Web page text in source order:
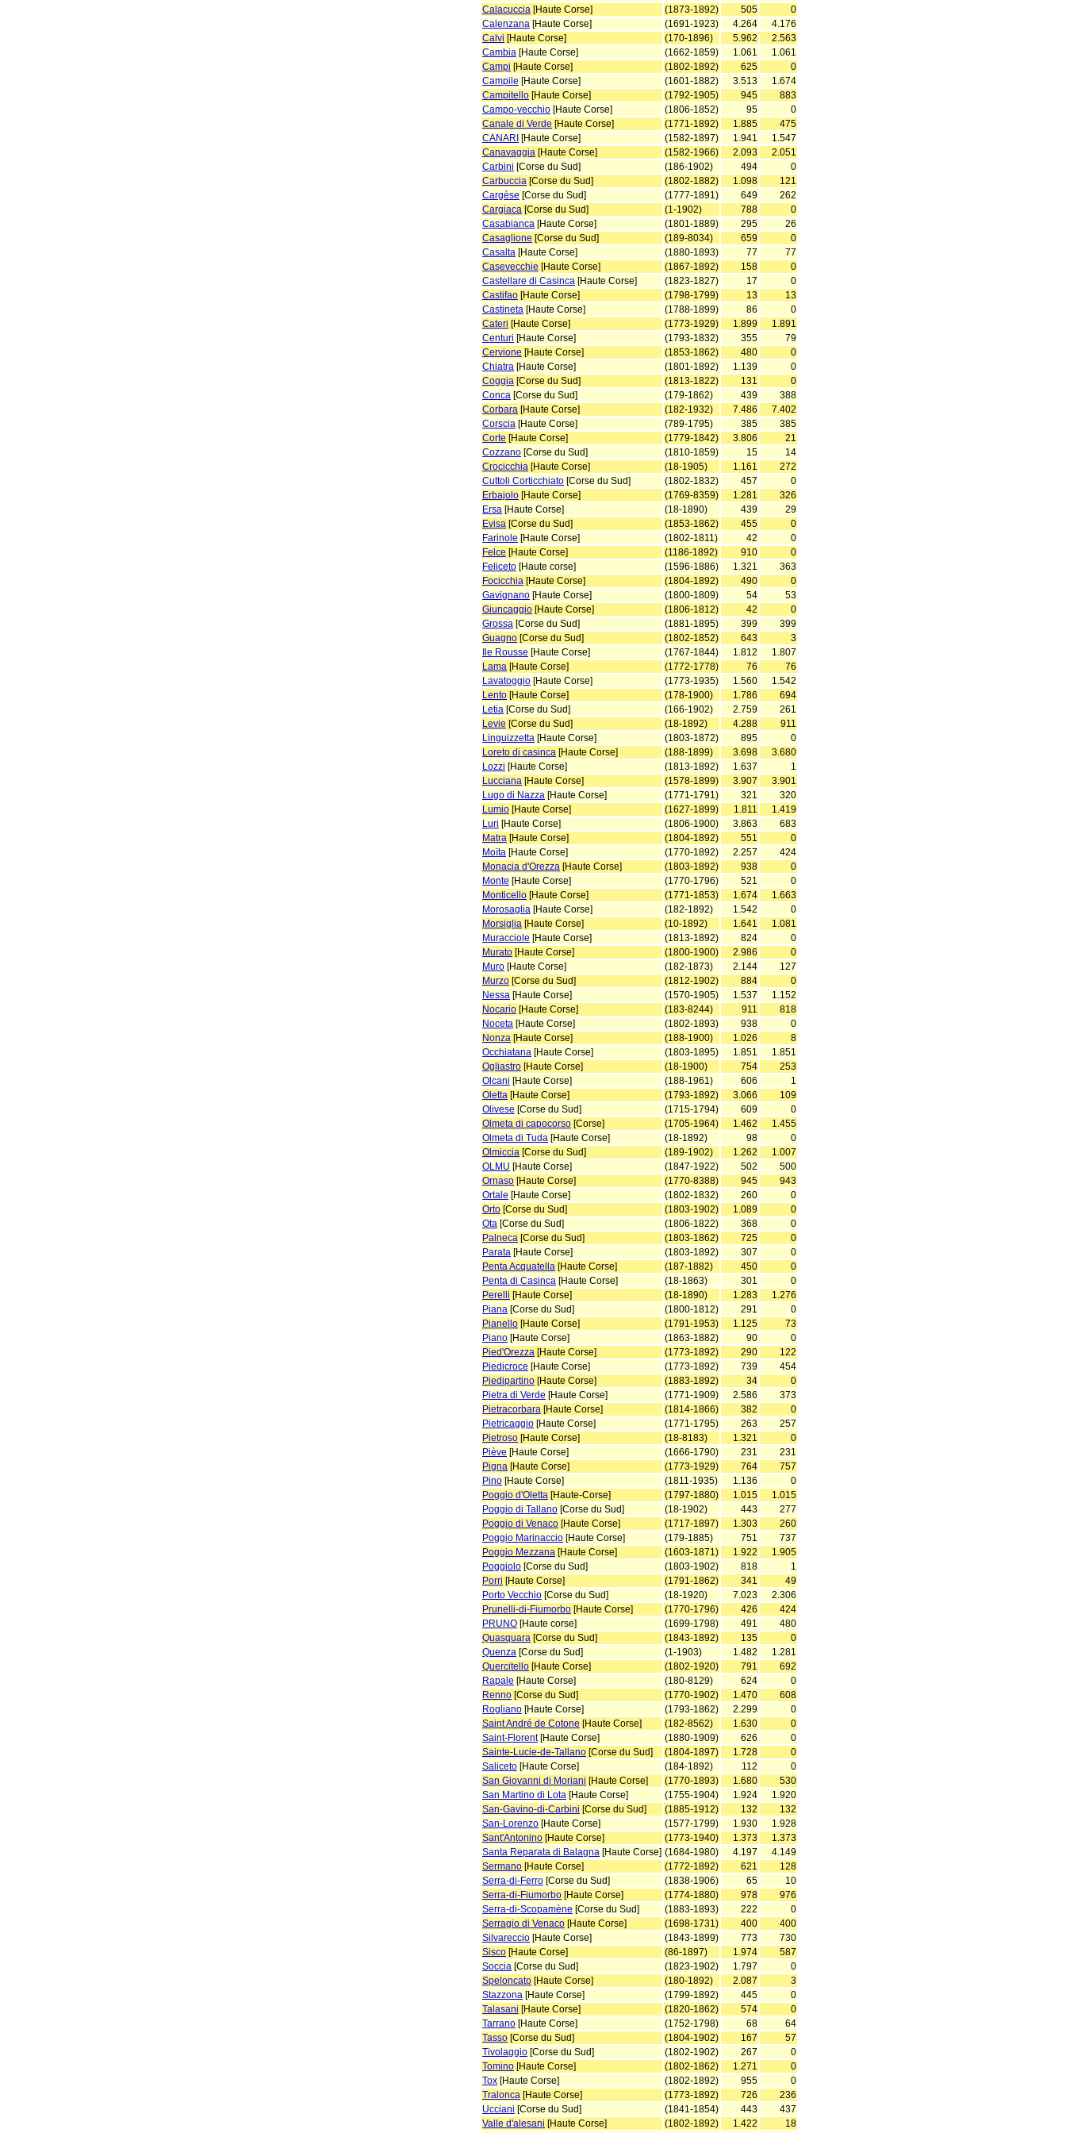
Calacuccia [Haute Corse] (1873-1892) 505
0
Calenzana [Haute Corse] (1691-1923) 4.264
4.176
Calvi [Haute Corse] (170-1896) 5.962
2.563
Cambia [Haute Corse] (1662-1859) 1.061
1.061
Campi [Haute Corse] (1802-1892) 625
0
Campile [Haute Corse] (1601-1882) 3.513
1.674
Campitello [Haute Corse] (1792-1905) 945
883
Campo-vecchio [Haute Corse] (1806-1852) 95
0
Canale di Verde [Haute Corse] (1771-1892) 1.885
475
CANARI [Haute Corse] (1582-1897) 1.941
1.547
Canavaggia [Haute Corse] (1582-1966) 2.093
2.051
Carbini [Corse du Sud] (186-1902) 494
0
Carbuccia [Corse du Sud] (1802-1882) 1.098
121
Cargèse [Corse du Sud] (1777-1891) 649
262
Cargiaca [Corse du Sud] (1-1902) 788
0
Casabianca [Haute Corse] (1801-1889) 295
26
Casaglione [Corse du Sud] (189-8034) 659
0
Casalta [Haute Corse] (1880-1893) 77
77
Casevecchie [Haute Corse] (1867-1892) 158
0
Castellare di Casinca [Haute Corse] (1823-1827) 17
0
Castifao [Haute Corse] (1798-1799) 13
13
Castineta [Haute Corse] (1788-1899) 86
0
Cateri [Haute Corse] (1773-1929) 1.899
1.891
Centuri [Haute Corse] (1793-1832) 355
79
Cervione [Haute Corse] (1853-1862) 480
0
Chiatra [Haute Corse] (1801-1892) 1.139
0
Coggia [Corse du Sud] (1813-1822) 131
0
Conca [Corse du Sud] (179-1862) 439
388
Corbara [Haute Corse] (182-1932) 7.486
7.402
Corscia [Haute Corse] (789-1795) 385
385
Corte [Haute Corse] (1779-1842) 3.806
21
Cozzano [Corse du Sud] (1810-1859) 15
14
Crocicchia [Haute Corse] (18-1905) 1.161
272
Cuttoli Corticchiato [Corse du Sud] (1802-1832) 457
0
Erbajolo [Haute Corse] (1769-8359) 1.281
326
Ersa [Haute Corse] (18-1890) 439
29
Evisa [Corse du Sud] (1853-1862) 455
0
Farinole [Haute Corse] (1802-1811) 42
0
Felce [Haute Corse] (1186-1892) 910
0
Feliceto [Haute corse] (1596-1886) 1.321
363
Focicchia [Haute Corse] (1804-1892) 490
0
Gavignano [Haute Corse] (1800-1809) 54
53
Giuncaggio [Haute Corse] (1806-1812) 42
0
Grossa [Corse du Sud] (1881-1895) 399
399
Guagno [Corse du Sud] (1802-1852) 643
3
Ile Rousse [Haute Corse] (1767-1844) 1.812
1.807
Lama [Haute Corse] (1772-1778) 76
76
Lavatoggio [Haute Corse] (1773-1935) 1.560
1.542
Lento [Haute Corse] (178-1900) 1.786
694
Letia [Corse du Sud] (166-1902) 2.759
261
Levie [Corse du Sud] (18-1892) 4.288
911
Linguizzetta [Haute Corse] (1803-1872) 895
0
Loreto di casinca [Haute Corse] (188-1899) 3.698
3.680
Lozzi [Haute Corse] (1813-1892) 1.637
1
Lucciana [Haute Corse] (1578-1899) 3.907
3.901
Lugo di Nazza [Haute Corse] (1771-1791) 321
320
Lumio [Haute Corse] (1627-1899) 1.811
1.419
Luri [Haute Corse] (1806-1900) 3.863
683
Matra [Haute Corse] (1804-1892) 551
0
Moïta [Haute Corse] (1770-1892) 2.257
424
Monacia d'Orezza [Haute Corse] (1803-1892) 938
0
Monte [Haute Corse] (1770-1796) 521
0
Monticello [Haute Corse] (1771-1853) 1.674
1.663
Morosaglia [Haute Corse] (182-1892) 1.542
0
Morsiglia [Haute Corse] (10-1892) 1.641
1.081
Muracciole [Haute Corse] (1813-1892) 824
0
Murato [Haute Corse] (1800-1900) 2.986
0
Muro [Haute Corse] (182-1873) 2.144
127
Murzo [Corse du Sud] (1812-1902) 884
0
Nessa [Haute Corse] (1570-1905) 1.537
1.152
Nocario [Haute Corse] (183-8244) 911
818
Noceta [Haute Corse] (1802-1893) 938
0
Nonza [Haute Corse] (188-1900) 1.026
8
Occhiatana [Haute Corse] (1803-1895) 1.851
1.851
Ogliastro [Haute Corse] (18-1900) 754
253
Olcani [Haute Corse] (188-1961) 606
1
Oletta [Haute Corse] (1793-1892) 3.066
109
Olivese [Corse du Sud] (1715-1794) 609
0
Olmeta di capocorso [Corse] (1705-1964) 1.462
1.455
Olmeta di Tuda [Haute Corse] (18-1892) 98
0
Olmiccia [Corse du Sud] (189-1902) 1.262
1.007
OLMU [Haute Corse] (1847-1922) 502
500
Ornaso [Haute Corse] (1770-8388) 945
943
Ortale [Haute Corse] (1802-1832) 260
0
Orto [Corse du Sud] (1803-1902) 1.089
0
Ota [Corse du Sud] (1806-1822) 368
0
Palneca [Corse du Sud] (1803-1862) 725
0
Parata [Haute Corse] (1803-1892) 307
0
Penta Acquatella [Haute Corse] (187-1882) 450
0
Penta di Casinca [Haute Corse] (18-1863) 301
0
Perelli [Haute Corse] (18-1890) 1.283
1.276
Piana [Corse du Sud] (1800-1812) 291
0
Pianello [Haute Corse] (1791-1953) 1.125
73
Piano [Haute Corse] (1863-1882) 90
0
Pied'Orezza [Haute Corse] (1773-1892) 290
122
Piedicroce [Haute Corse] (1773-1892) 739
454
Piedipartino [Haute Corse] (1883-1892) 34
0
Pietra di Verde [Haute Corse] (1771-1909) 2.586
373
Pietracorbara [Haute Corse] (1814-1866) 382
0
Pietricaggio [Haute Corse] (1771-1795) 263
257
Pietroso [Haute Corse] (18-8183) 1.321
0
Piève [Haute Corse] (1666-1790) 231
231
Pigna [Haute Corse] (1773-1929) 764
757
Pino [Haute Corse] (1811-1935) 1.136
0
Poggio d'Oletta [Haute-Corse] (1797-1880) 1.015
1.015
Poggio di Tallano [Corse du Sud] (18-1902) 443
277
Poggio di Venaco [Haute Corse] (1717-1897) 1.303
260
Poggio Marinaccio [Haute Corse] (179-1885) 751
737
Poggio Mezzana [Haute Corse] (1603-1871) 1.922
1.905
Poggiolo [Corse du Sud] (1803-1902) 818
1
Porri [Haute Corse] (1791-1862) 341
49
Porto Vecchio [Corse du Sud] (18-1920) 7.023
2.306
Prunelli-di-Fiumorbo [Haute Corse] (1770-1796) 426
424
PRUNO [Haute corse] (1699-1798) 491
480
Quasquara [Corse du Sud] (1843-1892) 135
0
Quenza [Corse du Sud] (1-1903) 1.482
1.281
Quercitello [Haute Corse] (1802-1920) 791
692
Rapale [Haute Corse] (180-8129) 624
0
Renno [Corse du Sud] (1770-1902) 1.470
608
Rogliano [Haute Corse] (1793-1862) 2.299
0
Saint André de Cotone [Haute Corse] (182-8562) 1.630
0
Saint-Florent[Haute Corse] (1880-1909) 626
0
Sainte-Lucie-de-Tallano [Corse du Sud] (1804-1897) 1.728
0
Saliceto [Haute Corse] (184-1892) 112
0
San Giovanni di Moriani [Haute Corse] (1770-1893) 1.680
530
San Martino di Lota [Haute Corse] (1755-1904) 1.924
1.920
San-Gavino-di-Carbini [Corse du Sud] (1885-1912) 132
132
San-Lorenzo [Haute Corse] (1577-1799) 1.930
1.928
Sant'Antonino [Haute Corse] (1773-1940) 1.373
1.373
Santa Reparata di Balagna [Haute Corse] (1684-1980) 4.197
4.149
Sermano [Haute Corse] (1772-1892) 621
128
Serra-di-Ferro [Corse du Sud] (1838-1906) 65
10
Serra-di-Fiumorbo [Haute Corse] (1774-1880) 978
976
Serra-di-Scopamène [Corse du Sud] (1883-1893) 222
0
Serragio di Venaco [Haute Corse] (1698-1731) 400
400
Silvareccio [Haute Corse] (1843-1899) 773
730
Sisco [Haute Corse] (86-1897) 1.974
587
Soccia [Corse du Sud] (1823-1902) 1.797
0
Speloncato [Haute Corse] (180-1892) 2.087
3
Stazzona [Haute Corse] (1799-1892) 445
0
Talasani [Haute Corse] (1820-1862) 574
0
Tarrano [Haute Corse] (1752-1798) 68
64
Tasso [Corse du Sud] (1804-1902) 167
57
Tivolaggio [Corse du Sud] (1802-1902) 267
0
Tomino [Haute Corse] (1802-1862) 1.271
0
Tox [Haute Corse] (1802-1892) 955
0
Tralonca [Haute Corse] (1773-1892) 726
236
Ucciani [Corse du Sud] (1841-1854) 443
437
Valle d'alesani [Haute Corse] (1802-1892) 1.422
18